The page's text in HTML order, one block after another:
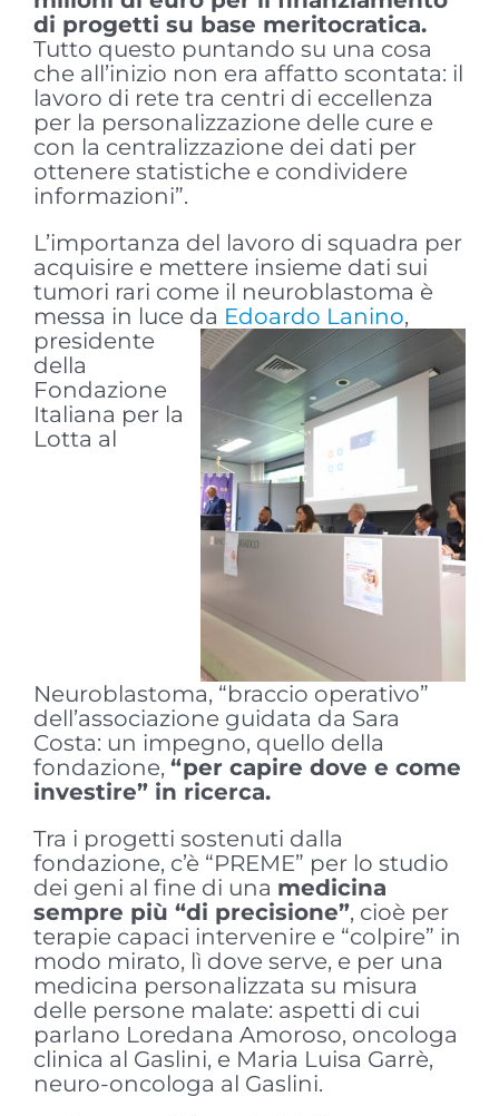
di progetti su base meritocratica.
Tutto questo puntando su una cosa
che all’inizio non era affatto scontata: il
lavoro di rete tra centri di eccellenza
per la personalizzazione delle cure e
con la centralizzazione dei dati per
ottenere statistiche e condividere
informazioni”.
L’importanza del lavoro di squadra per
acquisire e mettere insieme dati sui
tumori rari come il neuroblastoma è
messa in luce da Edoardo Lanino,
presidente
della
Fondazione
Italiana per la
Lotta al
Neuroblastoma, “braccio operativo”
dell’associazione guidata da Sara
Costa: un impegno, quello della
fondazione, “per capire dove e come
investire” in ricerca.
Tra i progetti sostenuti dalla
fondazione, c’è “PREME” per lo studio
dei geni al fine di una medicina
sempre più “di precisione”, cioè per
terapie capaci intervenire e “colpire” in
modo mirato, lì dove serve, e per una
medicina personalizzata su misura
delle persone malate: aspetti di cui
parlano Loredana Amoroso, oncologa
clinica al Gaslini, e Maria Luisa Garrè,
neuro-oncologa al Gaslini.